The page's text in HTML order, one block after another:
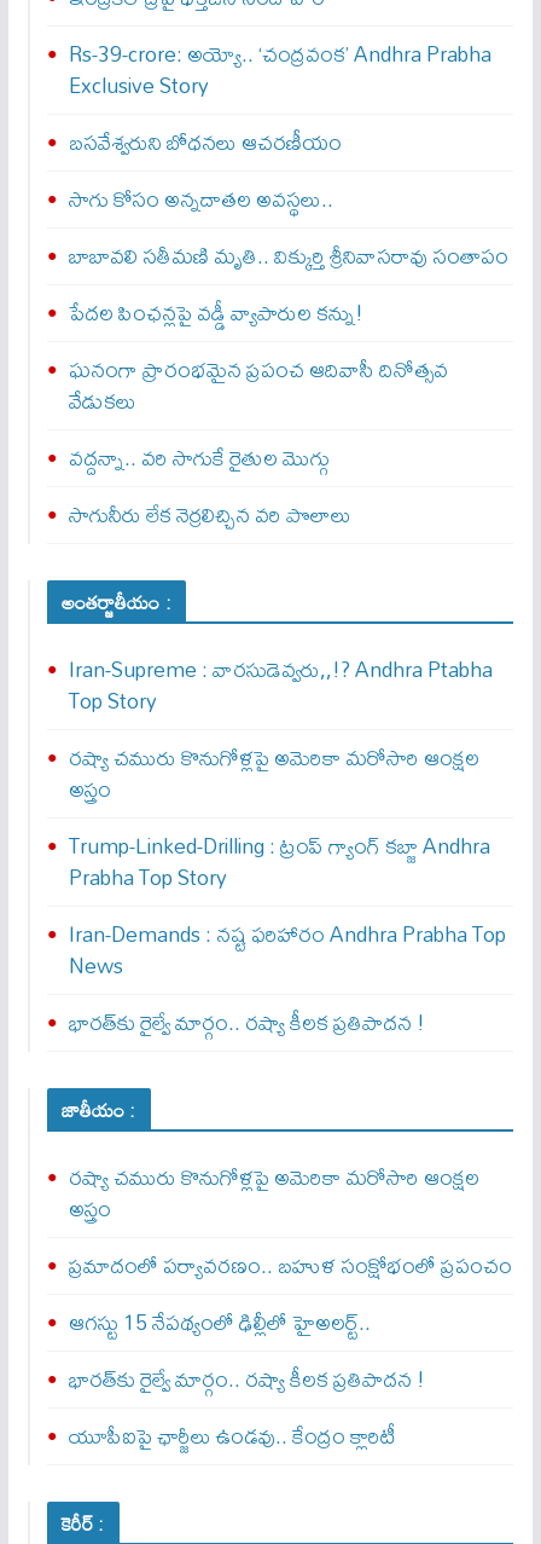
Rs-39-crore: అయ్యో.. ‘చంద్రవంక’ Andhra Prabha
Exclusive Story
బసవేశ్వరుని బోధనలు ఆచరణీయం
సాగు కోసం అన్నదాతల అవస్థలు..
బాబావలి సతీమణి మృతి.. విక్కుర్తి శ్రీనివాసరావు సంతాపం
పేదల పింఛన్లపై వడ్డీ వ్యాపారుల కన్ను!
ఘనంగా ప్రారంభమైన ప్రపంచ ఆదివాసీ దినోత్సవ
వేడుకలు
వద్దన్నా.. వరి సాగుకే రైతుల మొగ్గు
సాగునీరు లేక నెర్రలిచ్చిన వరి పొలాలు
అంతర్జాతీయం :
Iran-Supreme : వార‌సుడెవ్వ‌రు,,!? Andhra Ptabha
Top Story
రష్యా చమురు కొనుగోళ్లపై అమెరికా మరోసారి ఆంక్షల
అస్త్రం
Trump-Linked-Drilling : ట్రంప్ గ్యాంగ్ క‌బ్జా Andhra
Prabha Top Story
Iran-Demands : న‌ష్ట ఫ‌రిహారం Andhra Prabha Top
News
భారత్‌కు రైల్వే మార్గం.. రష్యా కీలక ప్రతిపాదన !
జాతీయం :
రష్యా చమురు కొనుగోళ్లపై అమెరికా మరోసారి ఆంక్షల
అస్త్రం
ప్రమాదంలో పర్యావరణం.. బహుళ సంక్షోభంలో ప్రపంచం
ఆగస్టు 15 నేపథ్యంలో ఢిల్లీలో హైఅలర్ట్..
భారత్‌కు రైల్వే మార్గం.. రష్యా కీలక ప్రతిపాదన !
యూపీఐపై ఛార్జీలు ఉండవు.. కేంద్రం క్లారిటీ
కెరీర్ :